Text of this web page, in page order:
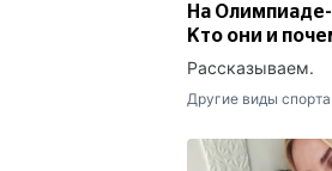
На
Кто они и
Рассказываем.
Другие виды спорта